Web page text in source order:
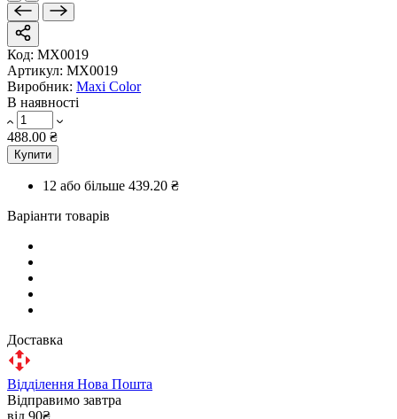
Код: MX0019
Артикул: MX0019
Виробник: Maxi Color
В наявності
488.00 ₴
Купити
12 або більше 439.20 ₴
Варіанти товарів
Доставка
Відділення Нова Пошта
Відправимо завтра
від 90₴